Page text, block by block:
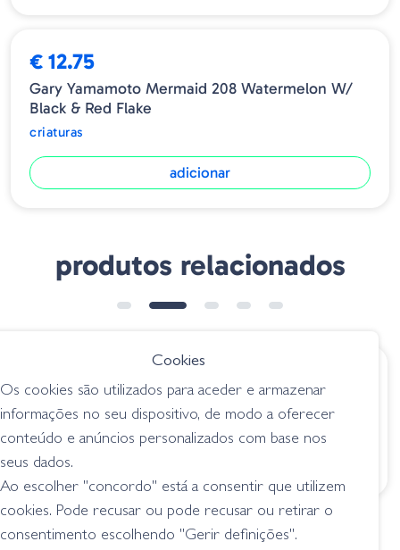
€ 12.75
Gary Yamamoto Mermaid 208 Watermelon W/
Black & Red Flake
criaturas
adicionar
produtos relacionados
€ 9.95 desde
Bull Flat - 12 Green
Pumpkin
Fish Arrow Heavy
Poop - 10 Green
Pumpkin
Cookies
Os cookies são utilizados para aceder e armazenar
informações no seu dispositivo, de modo a oferecer
conteúdo e anúncios personalizados com base nos
seus dados.
Ao escolher "concordo" está a consentir que utilizem
cookies. Pode recusar ou pode recusar ou retirar o
consentimento escolhendo "Gerir definições".